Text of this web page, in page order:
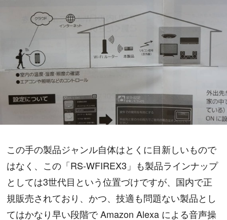
この手の製品ジャンル自体はとくに目新しいもので
はなく、この「RS-WFIREX3」も製品ラインナップ
としては3世代目という位置づけですが、国内で正
規販売されており、かつ、技適も問題ない製品とし
てはかなり早い段階で Amazon Alexa による音声操